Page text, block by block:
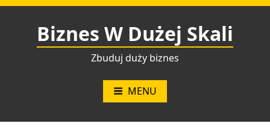
Przejdź
Biznes W Dużej Skali
Zbuduj duży biznes
MENU